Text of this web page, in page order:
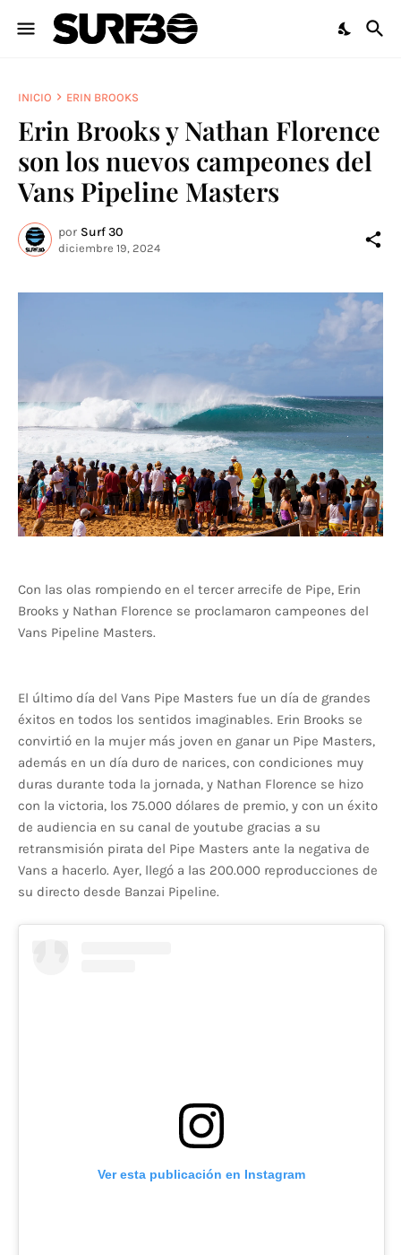
INICIO ERIN BROOKS
Erin Brooks y Nathan Florence
son los nuevos campeones del
Vans Pipeline Masters
por Surf 30
diciembre 19, 2024
Con las olas rompiendo en el tercer arrecife de Pipe, Erin
Brooks y Nathan Florence se proclamaron campeones del
Vans Pipeline Masters.
El último día del Vans Pipe Masters fue un día de grandes
éxitos en todos los sentidos imaginables. Erin Brooks se
convirtió en la mujer más joven en ganar un Pipe Masters,
además en un día duro de narices, con condiciones muy
duras durante toda la jornada, y Nathan Florence se hizo
con la victoria, los 75.000 dólares de premio, y con un éxito
de audiencia en su canal de youtube gracias a su
retransmisión pirata del Pipe Masters ante la negativa de
Vans a hacerlo. Ayer, llegó a las 200.000 reproducciones de
su directo desde Banzai Pipeline.
Ver esta publicación en Instagram